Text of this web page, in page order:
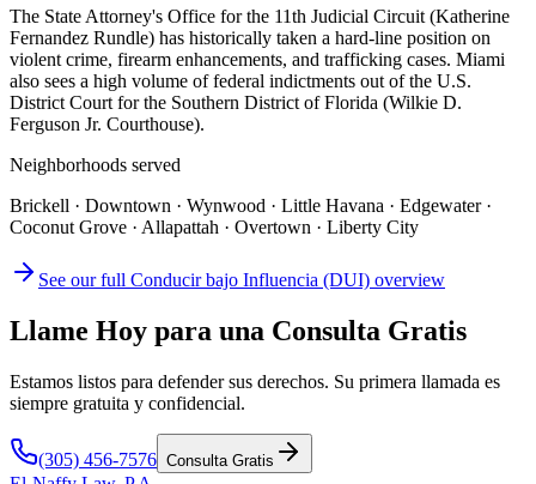
The State Attorney's Office for the 11th Judicial Circuit (Katherine
Fernandez Rundle) has historically taken a hard-line position on
violent crime, firearm enhancements, and trafficking cases. Miami
also sees a high volume of federal indictments out of the U.S.
District Court for the Southern District of Florida (Wilkie D.
Ferguson Jr. Courthouse).
Neighborhoods served
Brickell · Downtown · Wynwood · Little Havana · Edgewater ·
Coconut Grove · Allapattah · Overtown · Liberty City
See our full Conducir bajo Influencia (DUI) overview
Llame Hoy para una Consulta Gratis
Estamos listos para defender sus derechos. Su primera llamada es
siempre gratuita y confidencial.
(305) 456-7576 Consulta Gratis